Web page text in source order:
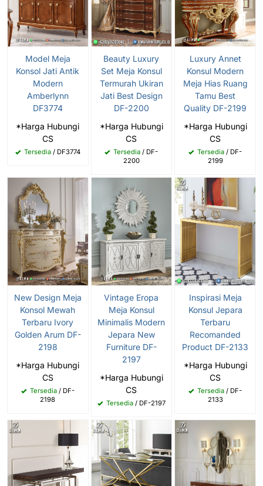
Model Meja
Konsol Jati Antik
Modern
Amberlynn
DF3774
*Harga Hubungi
CS
Tersedia/ DF3774
Beauty Luxury
Set Meja Konsul
Termurah Ukiran
Jati Best Design
DF-2200
*Harga Hubungi
CS
Tersedia / DF-
2200
Luxury Annet
Konsul Modern
Meja Hias Ruang
Tamu Best
Quality DF-2199
*Harga Hubungi
CS
Tersedia / DF-
2199
New Design Meja
Konsol Mewah
Terbaru Ivory
Golden Arum DF-
2198
*Harga Hubungi
CS
Tersedia/ DF-
2198
Vintage Eropa
Meja Konsul
Minimalis Modern
Jepara New
Furniture DF-
2197
*Harga Hubungi
CS
Tersedia/ DF-2197
Inspirasi Meja
Konsul Jepara
Terbaru
Recomanded
Product DF-2133
*Harga Hubungi
CS
Tersedia / DF-
2133